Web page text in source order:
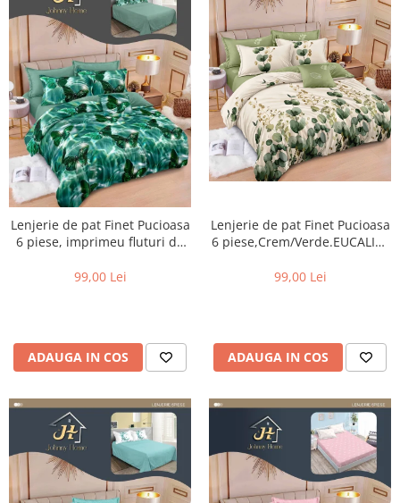
Lenjerie de pat Finet Pucioasa
6 piese, imprimeu fluturi de
99,00 Lei
ADAUGA IN COS
Lenjerie de pat Finet Pucioasa
6 piese,Crem/Verde.EUCALIPT
99,00 Lei
ADAUGA IN COS